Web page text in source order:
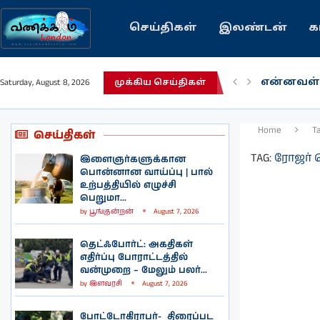
செய்திகள் இலண்டன்
Saturday, August 8, 2026 முக்கிய செய்திகள்
என்னவள்!
செய்திகள்
இளைஞர்களுக்கான
பொன்னான வாய்ப்பு | பால்
உற்பத்தியில் எழுச்சி
பெறுமா...
by பூங்குன்றன் August 7, 2026
தெட்ஃபோர்ட்: அகதிகள்
எதிர்ப்பு போராட்டத்தில்
வன்முறை – மேலும் பலர்...
by இளவரசி August 7, 2026
போட்டோகிராபர்- ‌ திரைப்பட
Home
TAG: ரோஜர்